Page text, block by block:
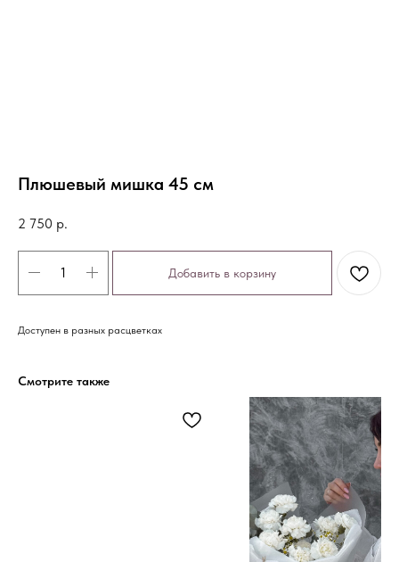
Плюшевый мишка 45 см
2 750 р.
Добавить в корзину
Доступен в разных расцветках
Смотрите также